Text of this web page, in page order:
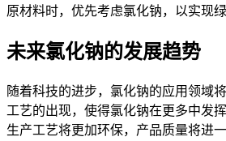
原材料时，优先考虑氯化钠，以实现绿
未来氯化钠的发展趋势
随着科技的进步，氯化钠的应用领域
工艺的出现，使得氯化钠在更多中发
生产工艺将更加环保，产品质量将进